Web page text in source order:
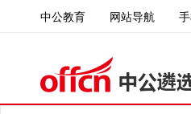
中公教育 网站导航